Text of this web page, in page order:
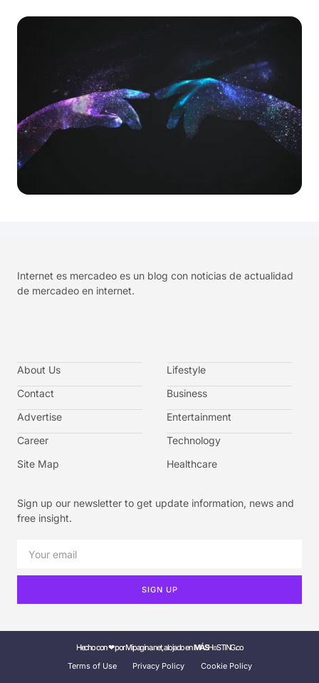
Internet es mercadeo es un blog con noticias de actualidad
de mercadeo en internet.
About Us
Contact
Advertise
Career
Site Map
Lifestyle
Business
Entertainment
Technology
Healthcare
Sign up our newsletter to get update information, news and
free insight.
SIGN UP
Hecho con ❤ por Mipagina.net, alojado enMÁSH⌾STING.co
Terms of Use
Privacy Policy Cookie Policy